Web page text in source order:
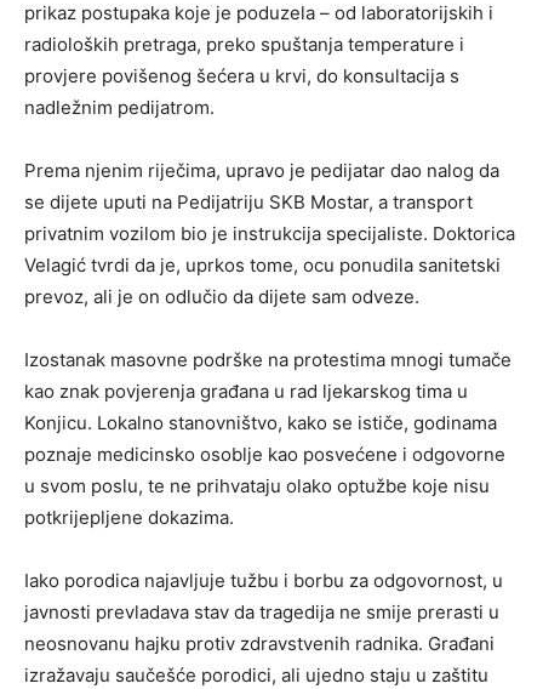
prikaz postupaka koje je poduzela – od laboratorijskih i
radioloških pretraga, preko spuštanja temperature i
provjere povišenog šećera u krvi, do konsultacija s
nadležnim pedijatrom.
Prema njenim riječima, upravo je pedijatar dao nalog da
se dijete uputi na Pedijatriju SKB Mostar, a transport
privatnim vozilom bio je instrukcija specijaliste. Doktorica
Velagić tvrdi da je, uprkos tome, ocu ponudila sanitetski
prevoz, ali je on odlučio da dijete sam odveze.
Izostanak masovne podrške na protestima mnogi tumače
kao znak povjerenja građana u rad ljekarskog tima u
Konjicu. Lokalno stanovništvo, kako se ističe, godinama
poznaje medicinsko osoblje kao posvećene i odgovorne
u svom poslu, te ne prihvataju olako optužbe koje nisu
potkrijepljene dokazima.
Iako porodica najavljuje tužbu i borbu za odgovornost, u
javnosti prevladava stav da tragedija ne smije prerasti u
neosnovanu hajku protiv zdravstvenih radnika. Građani
izražavaju saučešće porodici, ali ujedno staju u zaštitu